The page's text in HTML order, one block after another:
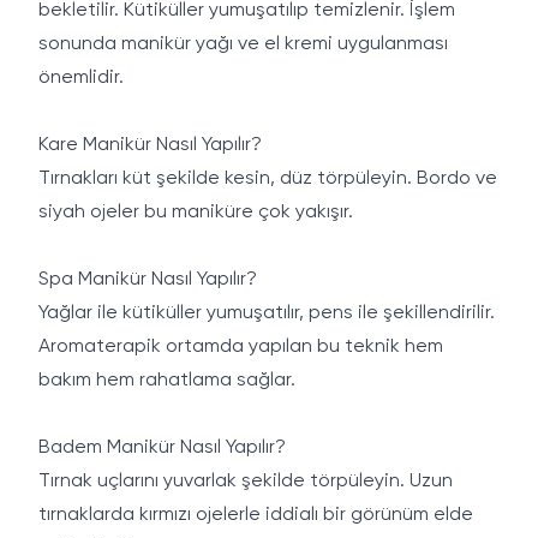
bekletilir. Kütiküller yumuşatılıp temizlenir. İşlem
sonunda manikür yağı ve el kremi uygulanması
önemlidir.
Kare Manikür Nasıl Yapılır?
Tırnakları küt şekilde kesin, düz törpüleyin. Bordo ve
siyah ojeler bu maniküre çok yakışır.
Spa Manikür Nasıl Yapılır?
Yağlar ile kütiküller yumuşatılır, pens ile şekillendirilir.
Aromaterapik ortamda yapılan bu teknik hem
bakım hem rahatlama sağlar.
Badem Manikür Nasıl Yapılır?
Tırnak uçlarını yuvarlak şekilde törpüleyin. Uzun
tırnaklarda kırmızı ojelerle iddialı bir görünüm elde